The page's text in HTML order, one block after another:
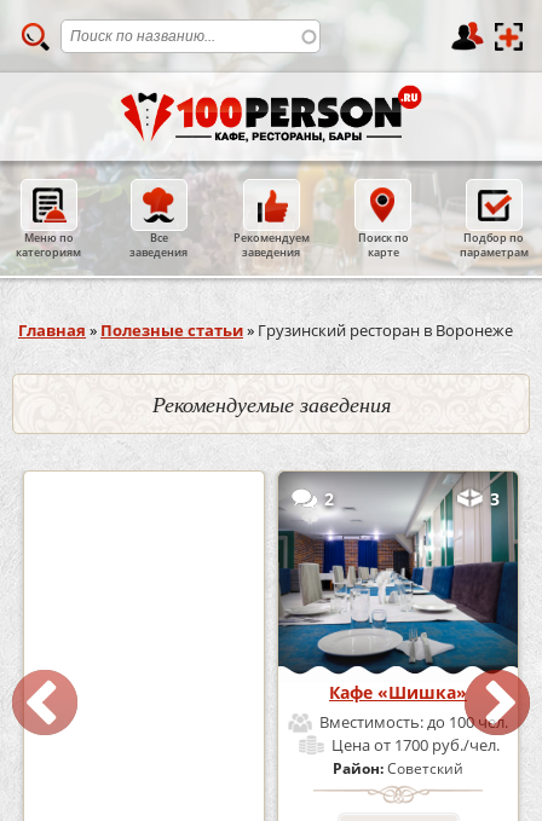
Меню по
категориям
Все
заведения
Рекомендуем
заведения
Поиск по
карте
Подбор по
параметрам
Вы здесь
Главная » Полезные статьи» Грузинский ресторан в Воронеже
Рекомендуемые заведения
Кафе-Бар Бермуды
Вместимость:
2 3
Кафе «Шишка»
Вместимость:до 100 чел.
Ценаот 1700 руб./чел.
Район:Советский